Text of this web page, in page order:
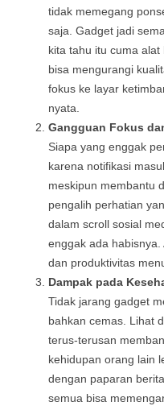
tidak memegang
saja. Gadget jadi
kita tahu itu cuma
bisa mengurangi
fokus ke layar
nyata.
Gangguan Fokus
Siapa yang enggak
karena notifikasi
meskipun membantu
pengalih perhatian
dalam scroll sosial
enggak ada
dan produktivitas
Dampak pada
Tidak jarang gadget
bahkan cemas. Lihat
terus-terusan
kehidupan orang lain
dengan paparan
semua bisa